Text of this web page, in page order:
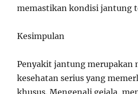
memastikan kondisi jantung
Kesimpulan
Penyakit jantung merupakan
kesehatan serius yang